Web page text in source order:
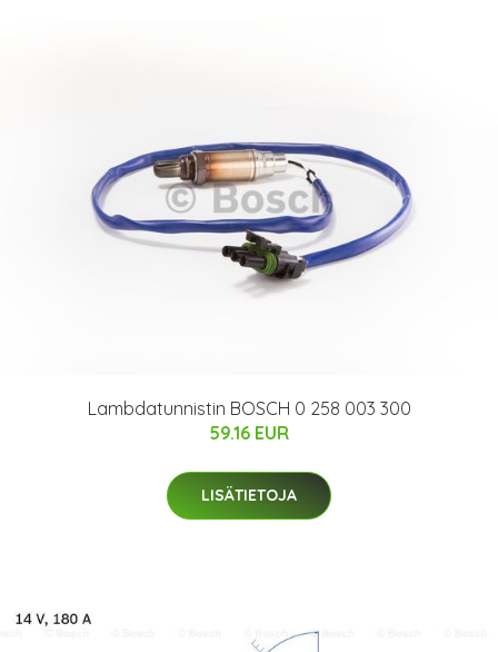
Lambdatunnistin BOSCH 0 258 003 300
59.16 EUR
LISÄTIETOJA